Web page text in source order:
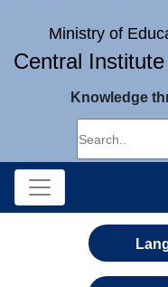
Ministry of
Central
Knowledge